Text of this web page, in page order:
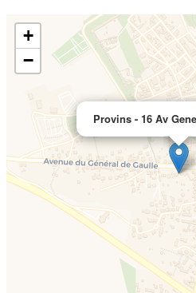
Provins - 16 Av
+
−